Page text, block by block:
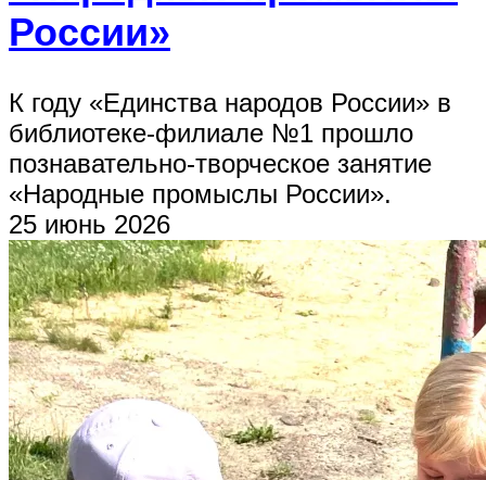
России»
К году «Единства народов России» в
библиотеке-филиале №1 прошло
познавательно-творческое занятие
«Народные промыслы России».
25 июнь 2026